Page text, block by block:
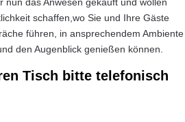
nun das Anwesen gekauft und wollen
schaffen,wo Sie und Ihre Gäste
führen, in ansprechendem Ambiente
den Augenblick genießen können.
Tisch bitte telefonisch